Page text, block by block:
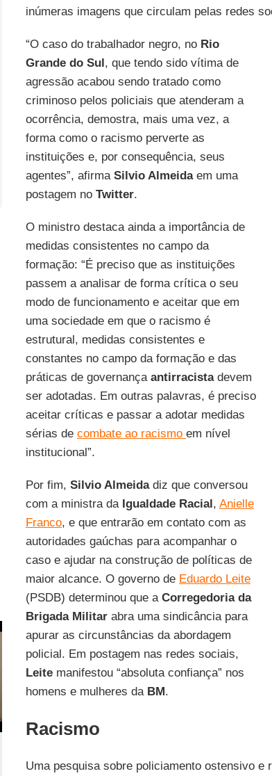
inúmeras imagens que circulam pelas redes
“O caso do trabalhador negro, no Rio
Grande do Sul, que tendo sido vítima de
agressão acabou sendo tratado como
criminoso pelos policiais que atenderam a
ocorrência, demostra, mais uma vez, a
forma como o racismo perverte as
instituições e, por consequência, seus
agentes”, afirmaSilvio Almeidaem uma
postagem noTwitter.
O ministro destaca ainda a importância de
medidas consistentes no campo da
formação: “É preciso que as instituições
passem a analisar de forma crítica o seu
modo de funcionamento e aceitar que em
uma sociedade em que o racismo é
estrutural, medidas consistentes e
constantes no campo da formação e das
práticas de governança antirracistadevem
ser adotadas. Em outras palavras, é preciso
aceitar críticas e passar a adotar medidas
sérias de combate ao racismo em nível
institucional”.
Por fim, Silvio Almeidadiz que conversou
com a ministra daIgualdade Racial, Anielle
Franco, e que entrarão em contato com as
autoridades gaúchas para acompanhar o
caso e ajudar na construção de políticas de
maior alcance. O governo de Eduardo Leite
(PSDB) determinou que aCorregedoria da
Brigada Militarabra uma sindicância para
apurar as circunstâncias da abordagem
policial. Em postagem nas redes sociais,
Leitemanifestou “absoluta confiança” nos
homens e mulheres da BM.
Racismo
Uma pesquisa sobre policiamento ostensivo